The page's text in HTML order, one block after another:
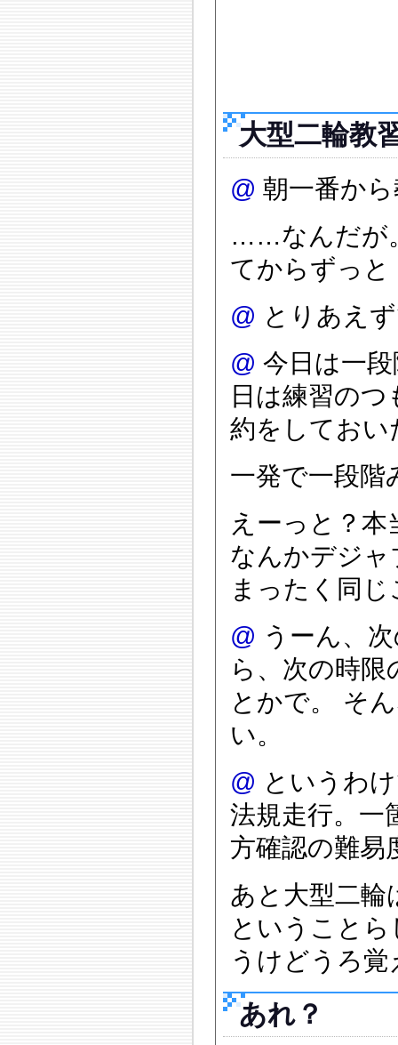
大型二輪教
@ 朝一番か
……なんだが
てからずっと
@ とりあえ
@ 今日は一
日は練習の
約をしてお
一発で一段階
えーっと？
なんかデジャ
まったく同
@ うーん、
ら、次の時
とかで。 そ
い。
@ というわ
法規走行。一
方確認の難易
あと大型二輪
ということ
うけどうろ
あれ？